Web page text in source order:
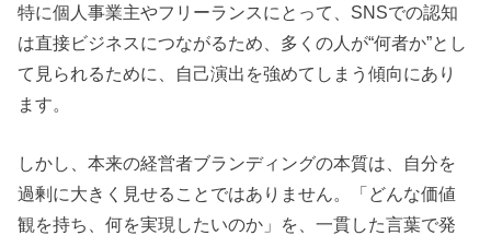
特に個人事業主やフリーランスにとって、SNSでの認知
は直接ビジネスにつながるため、多くの人が“何者か”とし
て見られるために、自己演出を強めてしまう傾向にあり
ます。
しかし、本来の経営者ブランディングの本質は、自分を
過剰に大きく見せることではありません。「どんな価値
観を持ち、何を実現したいのか」を、一貫した言葉で発